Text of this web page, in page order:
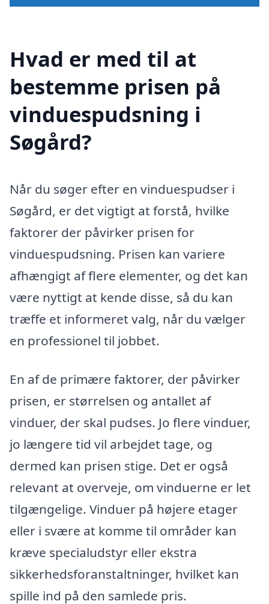
Hvad er med til at
bestemme prisen på
vinduespudsning i
Søgård?
Når du søger efter en vinduespudser i
Søgård, er det vigtigt at forstå, hvilke
faktorer der påvirker prisen for
vinduespudsning. Prisen kan variere
afhængigt af flere elementer, og det kan
være nyttigt at kende disse, så du kan
træffe et informeret valg, når du vælger
en professionel til jobbet.
En af de primære faktorer, der påvirker
prisen, er størrelsen og antallet af
vinduer, der skal pudses. Jo flere vinduer,
jo længere tid vil arbejdet tage, og
dermed kan prisen stige. Det er også
relevant at overveje, om vinduerne er let
tilgængelige. Vinduer på højere etager
eller i svære at komme til områder kan
kræve specialudstyr eller ekstra
sikkerhedsforanstaltninger, hvilket kan
spille ind på den samlede pris.